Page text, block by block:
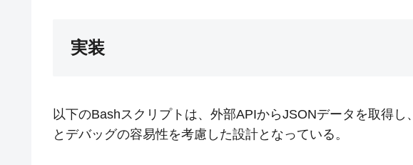
実装
以下のBashスクリプトは、外部APIからJSONデータを取得し、
とデバッグの容易性を考慮した設計となっている。